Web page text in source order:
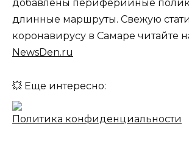
добавлены периферийные
длинные маршруты. Свежую
коронавирусу в Самаре читайте
NewsDen.ru
💥 Еще интересно:
Политика конфиденциальности